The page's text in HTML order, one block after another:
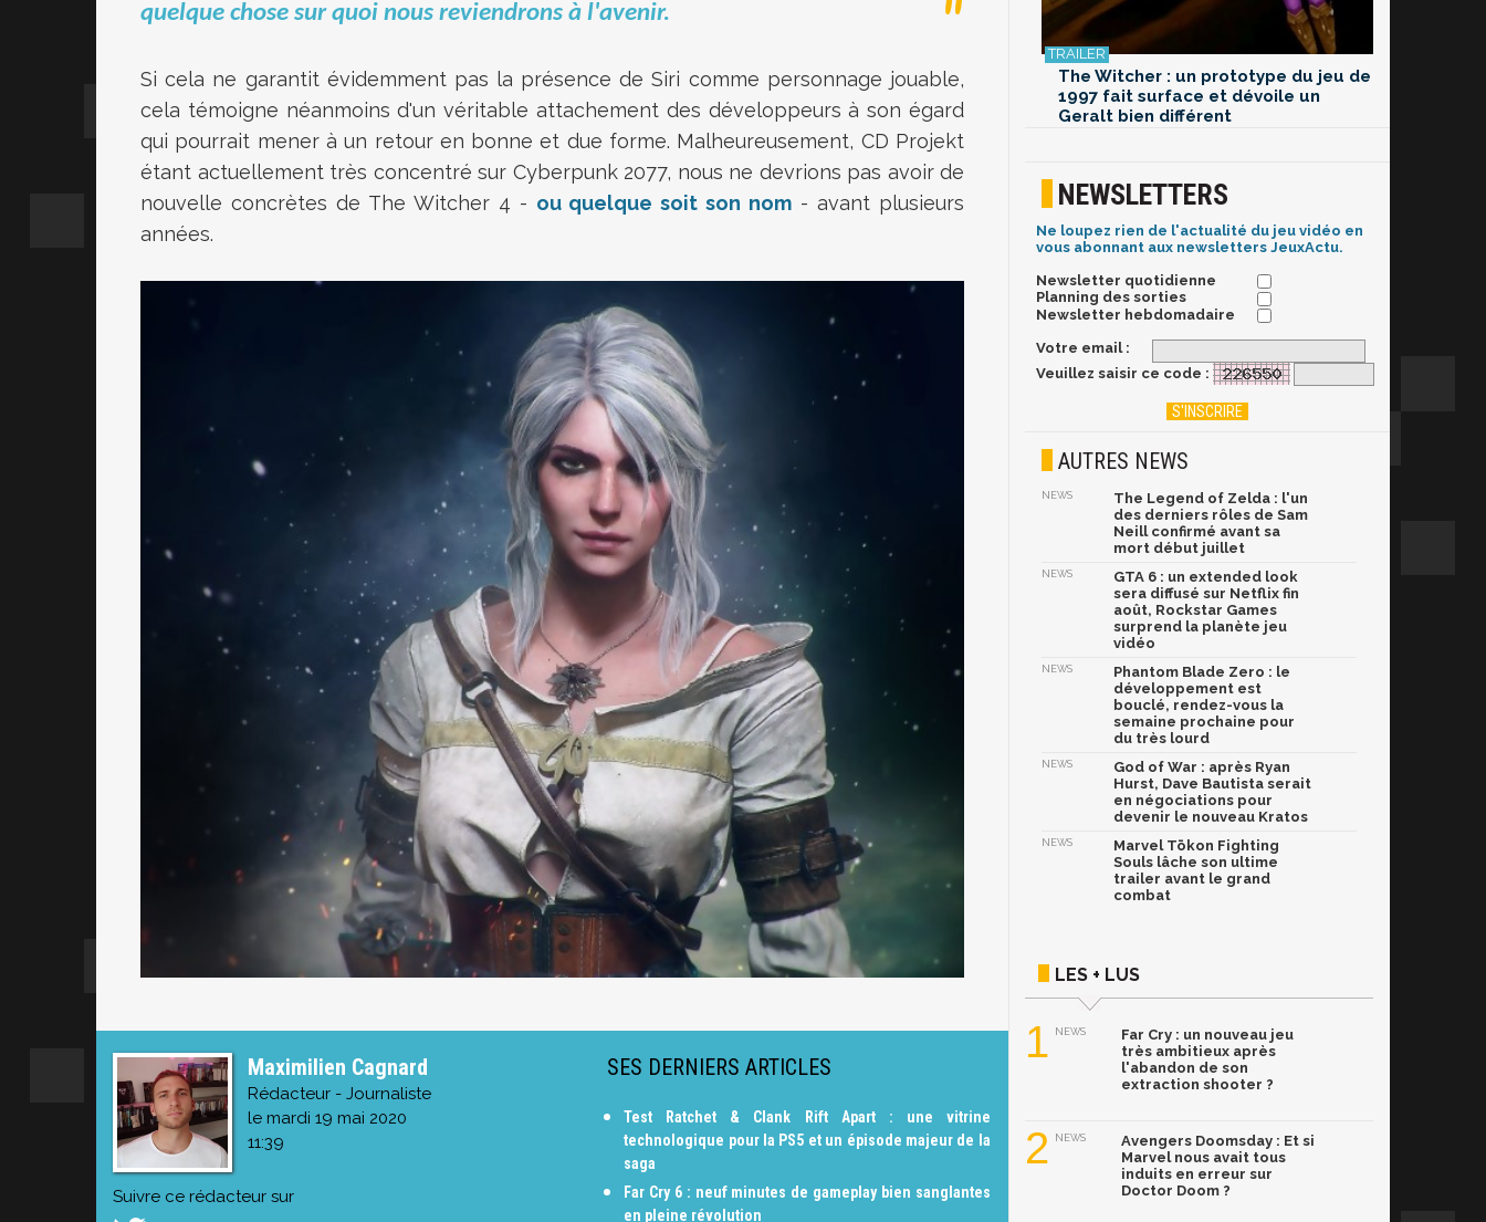
quelque chose sur quoi nous reviendrons à l'avenir.
Si cela ne garantit évidemment pas la présence de Siri comme personnage jouable,
cela témoigne néanmoins d'un véritable attachement des développeurs à son égard
qui pourrait mener à un retour en bonne et due forme. Malheureusement, CD Projekt
étant actuellement très concentré sur Cyberpunk 2077, nous ne devrions pas avoir de
nouvelle concrètes de The Witcher 4 - ou quelque soit son nom - avant plusieurs
années.
Maximilien Cagnard
Rédacteur - Journaliste
le mardi 19 mai 2020
11:39
Suivre ce rédacteur sur
SES DERNIERS ARTICLES
Test Ratchet & Clank Rift Apart : une vitrine
technologique pour la PS5 et un épisode majeur de la
saga
Far Cry 6 : neuf minutes de gameplay bien sanglantes
en pleine révolution
The Witcher : un prototype du jeu de
1997 fait surface et dévoile un
Geralt bien différent
NEWSLETTERS
Ne loupez rien de l'actualité du jeu vidéo en
vous abonnant aux newsletters JeuxActu.
Newsletter quotidienne
Planning des sorties
Newsletter hebdomadaire
Votre email :
Veuillez saisir ce code :
AUTRES NEWS
NEWS
The Legend of Zelda : l'un
des derniers rôles de Sam
Neill confirmé avant sa
mort début juillet
NEWS
GTA 6 : un extended look
sera diffusé sur Netflix fin
août, Rockstar Games
surprend la planète jeu
vidéo
NEWS
Phantom Blade Zero : le
développement est
bouclé, rendez-vous la
semaine prochaine pour
du très lourd
NEWS
God of War : après Ryan
Hurst, Dave Bautista serait
en négociations pour
devenir le nouveau Kratos
NEWS
Marvel Tōkon Fighting
Souls lâche son ultime
trailer avant le grand
combat
LES + LUS
1 NEWS
Far Cry : un nouveau jeu
très ambitieux après
l'abandon de son
extraction shooter ?
2 NEWS
Avengers Doomsday : Et si
Marvel nous avait tous
induits en erreur sur
Doctor Doom ?